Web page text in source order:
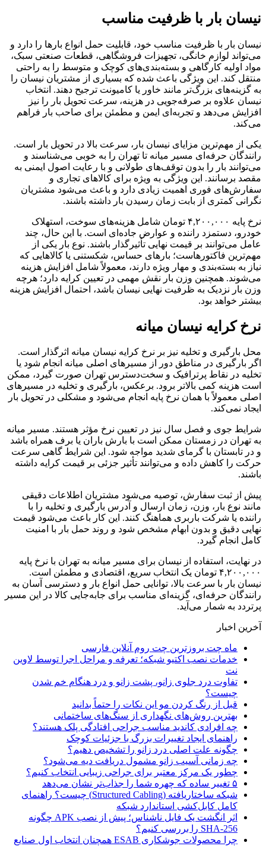
نیسان بار با ظرفیت مناسب
نیسان بار با ظرفیت مناسب خود، قابلیت حمل انواع بارها را دارد و
می‌تواند لوازم خانگی، تجهیزات فروشگاهی، قطعات صنعتی سبک،
مواد اولیه کارگاهی و بسته‌بندی‌های کوچک و متوسط را به راحتی
منتقل کند. این ویژگی باعث شده که بسیاری از مشتریان نیسان را
به گزینه‌های بزرگ‌تر مانند خاور یا کامیونت ترجیح دهند. انتخاب
نیسان علاوه بر صرفه‌جویی در هزینه، سرعت تحویل بار را نیز
افزایش می‌دهد و تجربه‌ای ایمن و مطمئن برای صاحب بار فراهم
می‌کند.
یکی از مهم‌ترین مزایای نیسان بار، سرعت بالا در تحویل بار است.
رانندگان حرفه‌ای مسیر میانه تا تهران را به خوبی می‌شناسند و
می‌توانند بار را بدون توقف‌های طولانی و با رعایت اصول ایمنی به
مقصد برسانند. این ویژگی به ویژه برای کالاهای تجاری و
سفارش‌های فوری اهمیت زیادی دارد و باعث می‌شود مشتریان
نگرانی کمتری از بابت زمان رسیدن بار داشته باشند.
نرخ پایه ۴,۲۰۰,۰۰۰ تومان شامل هزینه‌های سوخت، استهلاک
خودرو، دستمزد راننده و عوارض جاده‌ای است. با این حال، چند
عامل می‌توانند بر قیمت نهایی تأثیرگذار باشند. نوع بار یکی از
مهم‌ترین فاکتورهاست؛ بارهای حساس، شکستنی یا کالاهایی که
نیاز به بسته‌بندی و مهار ویژه دارند، معمولاً شامل افزایش هزینه
می‌شوند. همچنین وزن بار نقش مهمی در تعیین کرایه دارد؛ هرچه
وزن بار نزدیک به ظرفیت نهایی نیسان باشد، احتمال افزایش هزینه
بیشتر خواهد بود.
نرخ کرایه نیسان میانه
محل بارگیری و تخلیه نیز بر نرخ کرایه نیسان میانه اثرگذار است.
اگر بارگیری در مناطق دور از مسیرهای اصلی میانه انجام شود یا
تخلیه در نقاط پرترافیک و سخت‌دسترس تهران صورت گیرد، ممکن
است هزینه کمی بالاتر برود. برعکس، بارگیری و تخلیه در مسیرهای
اصلی معمولاً با همان نرخ پایه انجام می‌شود و مشکلی در تحویل بار
ایجاد نمی‌کند.
شرایط جوی و فصل سال نیز در تعیین نرخ مؤثر هستند. مسیر میانه
به تهران در زمستان ممکن است با بارش باران یا برف همراه باشد
و در تابستان با گرمای شدید مواجه شود. این شرایط گاهی سرعت
حرکت را کاهش داده و می‌توانند تأثیر جزئی بر قیمت کرایه داشته
باشند.
پیش از ثبت سفارش، توصیه می‌شود مشتریان اطلاعات دقیقی
مانند نوع بار، وزن، زمان ارسال و آدرس بارگیری و تخلیه را با
راننده یا شرکت باربری هماهنگ کنند. این کار باعث می‌شود قیمت
نهایی دقیق و بدون ابهام مشخص شود و روند حمل بار با امنیت
کامل انجام گیرد.
در نهایت، استفاده از نیسان برای مسیر میانه به تهران با نرخ پایه
۴,۲۰۰,۰۰۰ تومان یک انتخاب سریع، اقتصادی و مطمئن است.
نیسان بار با سرعت بالا، توانایی حمل انواع بار و دسترسی آسان به
رانندگان حرفه‌ای، گزینه‌ای مناسب برای جابه‌جایی کالا در این مسیر
پرتردد به شمار می‌آید.
آخرین اخبار
ماه چت بروزترین چت روم آنلاین فارسی
خدمات نصب اکتیو شبکه؛ تعرفه و مراحل اجرا توسط لاوین
نت
تفاوت درد جلوی زانو، پشت زانو و درد هنگام خم شدن
چیست؟
قبل از رنگ کردن مو این نکات را حتماً بدانید
بهترین روش‌های نگهداری از سنگ‌های ساختمانی
چه افرادی کاندید مناسب جراحی افتادگی پلک هستند؟
راهنمای ایجاد تغییرات بزرگ با جزئیات کوچک
چگونه علت اصلی درد زانو را تشخیص دهیم؟
چه زمانی آسیب زانو مشمول دریافت دیه می‌شود؟
چطور یک مرکز معتبر برای جراحی زیبایی انتخاب کنیم؟
۵ تغییر ساده که چهره شما را جذاب‌تر نشان می‌دهد
شبکه ساختاریافته (Structured Cabling) چیست؟ راهنمای
کامل کابل‌کشی استاندارد شبکه
اثر انگشت یک فایل ناشناس؛ پیش از نصب APK چگونه
SHA-256 را بررسی کنیم؟
چرا محصولات جوشکاری ESAB همچنان انتخاب اول صنایع